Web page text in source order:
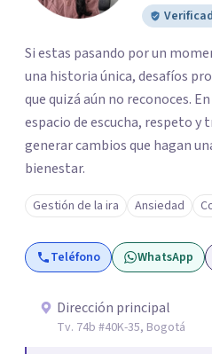
Si estas pasando por un
una historia única, desafíos
que quizá aún no reconoces.
espacio de escucha, respeto
generar cambios que hagan
bienestar.
Gestión de la ira Ansiedad
Teléfono WhatsApp
Dirección principal
Tv. 74b #40K-35, Bogotá